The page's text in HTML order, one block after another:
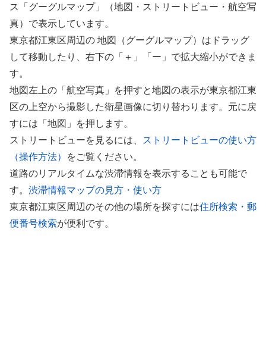
ス「グーグルマップ」（地図・ストリートビュー・航空写
真）で表示しています。
東京都江東区周辺の 地図（グーグルマップ）はドラッグ
して移動したり、右下の「＋」「ー」で拡大縮小ができま
す。
地図左上の「航空写真」を押すと地図の表示が東京都江東
区の上空から撮影した衛星画像に切り替わります。元に戻
すには「地図」を押します。
ストリートビューを見るには、
ストリートビューの使い方
（操作方法）
をご覧ください。
道路のリアルタイムな渋滞情報を表示することも可能で
す。 渋滞情報マップの見方・使い方
東京都江東区周辺のその他の場所を探すには住所検索・郵
便番号検索が便利です。